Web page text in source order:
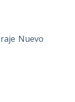
Nuevo